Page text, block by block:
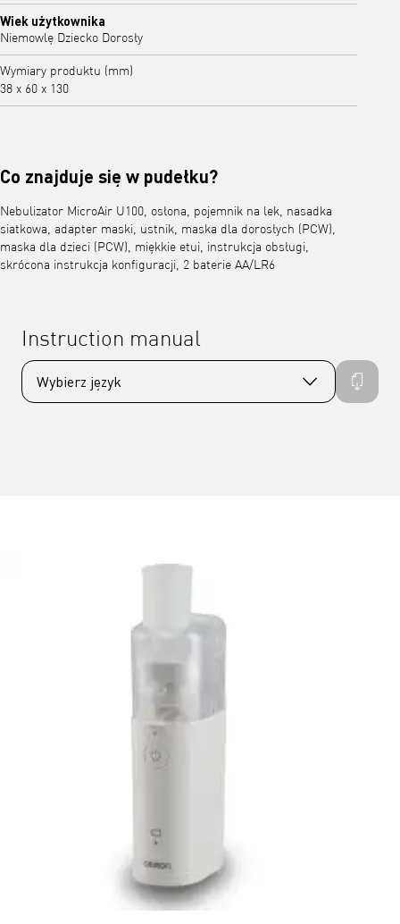
Wiek użytkownika
Niemowlę Dziecko Dorosły
Wymiary produktu (mm)
38 x 60 x 130
Co znajduje się w pudełku?
Nebulizator MicroAir U100, osłona, pojemnik na lek, nasadka
siatkowa, adapter maski, ustnik, maska dla dorosłych (PCW),
maska dla dzieci (PCW), miękkie etui, instrukcja obsługi,
skrócona instrukcja konfiguracji, 2 baterie AA/LR6
Instruction manual